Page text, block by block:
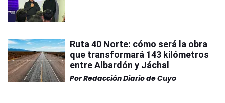
Ruta 40 Norte: cómo será la obra
que transformará 143 kilómetros
entre Albardón y Jáchal
PorRedacción Diario de Cuyo